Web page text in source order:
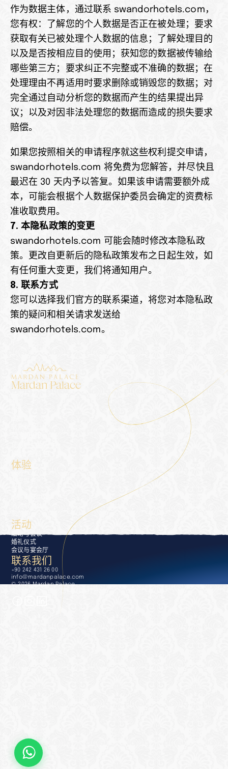
作为数据主体，通过联系 swandorhotels.com，
您有权：了解您的个人数据是否正在被处理；要求
获取有关已被处理个人数据的信息；了解处理目的
以及是否按相应目的使用；获知您的数据被传输给
哪些第三方；要求纠正不完整或不准确的数据；在
处理理由不再适用时要求删除或销毁您的数据；对
完全通过自动分析您的数据而产生的结果提出异
议；以及对因非法处理您的数据而造成的损失要求
赔偿。
如果您按照相关的申请程序就这些权利提交申请，
swandorhotels.com 将免费为您解答，并尽快且
最迟在 30 天内予以答复。如果该申请需要额外成
本，可能会根据个人数据保护委员会确定的资费标
准收取费用。
7. 本隐私政策的变更
swandorhotels.com 可能会随时修改本隐私政
策。更改自更新后的隐私政策发布之日起生效，如
有任何重大变更，我们将通知用户。
8. 联系方式
您可以选择我们官方的联系渠道，将您对本隐私政
策的疑问和相关请求发送给
swandorhotels.com。
Mardan Palace
体验
活动
活动与会议
婚礼仪式
会议与宴会厅
联系我们
+90 242 431 26 00
info@mardanpalace.com
© 2026 Mardan Palace
由 Affection 设计工作室倾力打造